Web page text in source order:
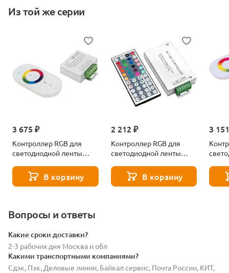
Из той же серии
3 675 ₽
Контроллер RGB для
светодиодной ленты
000279
В корзину
2 212 ₽
Контроллер RGB для
светодиодной ленты
000933
В корзину
3
Вопросы и ответы
Какие сроки доставки?
2-3 рабочих дня Москва и обл
Какими транспортными компаниями?
Сдэк, Пэк, Деловые линии, Байкал сервис, Почта России, КИТ,